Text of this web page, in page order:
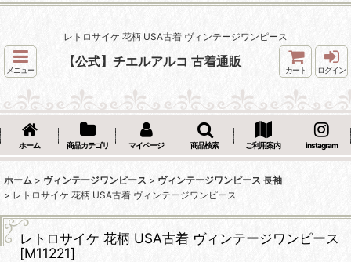
レトロサイケ 花柄 USA古着 ヴィンテージワンピース
メニュー
【公式】チエルアルコ 古着通販
カート ログイン
ホーム 商品カテゴリ マイページ 商品検索 ご利用案内 instagram
ホーム > ヴィンテージワンピース > ヴィンテージワンピース 長袖
> レトロサイケ 花柄 USA古着 ヴィンテージワンピース
レトロサイケ 花柄 USA古着 ヴィンテージワンピース
[M11221]